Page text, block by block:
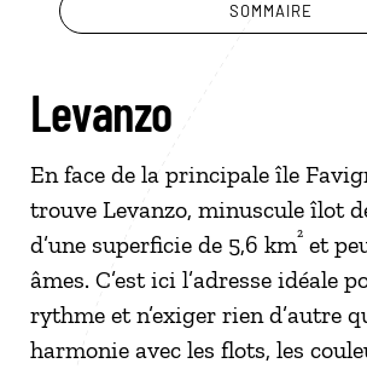
SOMMAIRE
Levanzo
En face de la principale île
trouve Levanzo, minuscule îlot
d’une superficie de 5,6 km² et
âmes. C’est ici l’adresse idéale
rythme et n’exiger rien d’autre
harmonie avec les flots, les